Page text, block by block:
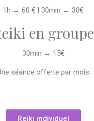
1h → 60 € | 30min → 30€
en groupe
30min → 15€
séance offerte par mois
Reiki individuel